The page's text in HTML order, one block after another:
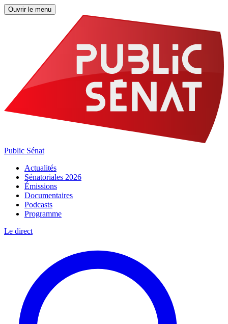
Ouvrir le menu
Public Sénat
Actualités
Sénatoriales 2026
Émissions
Documentaires
Podcasts
Programme
Le direct